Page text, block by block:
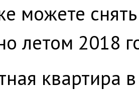
можете
летом 2018
квартира